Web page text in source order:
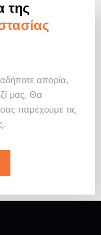
της
απορία,
μας. Θα
παρέχουμε τις